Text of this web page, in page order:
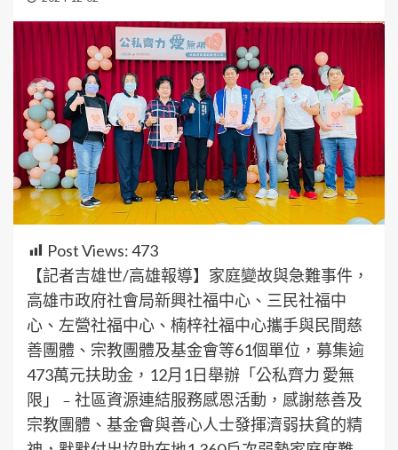
Post Views:473
【記者吉雄世/高雄報導】家庭變故與急難事件，
高雄市政府社會局新興社福中心、三民社福中
心、左營社福中心、楠梓社福中心攜手與民間慈
善團體、宗教團體及基金會等61個單位，募集逾
473萬元扶助金，12月1日舉辦「公私齊力 愛無
限」﹣社區資源連結服務感恩活動，感謝慈善及
宗教團體、基金會與善心人士發揮濟弱扶貧的精